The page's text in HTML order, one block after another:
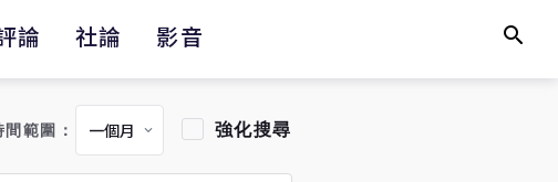
論 社論 影音
間範圍： 強化搜尋